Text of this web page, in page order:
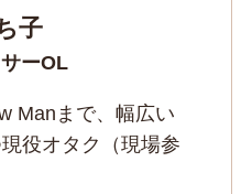
子
ーOL
Manまで、幅広い
役オタク（現場参